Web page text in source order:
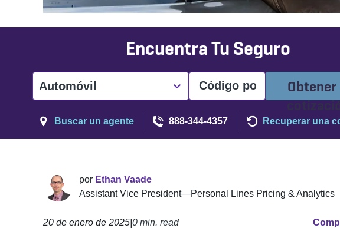
Encuentra Tu Seguro
Automóvil
Obtener
Buscar un agente 888-344-4357 Recuperar una
por Ethan Vaade
Assistant Vice President—Personal Lines Pricing & Analytics
20 de enero de 2025 0 min. read